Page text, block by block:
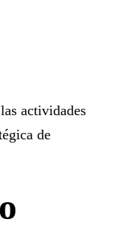
actividades
de